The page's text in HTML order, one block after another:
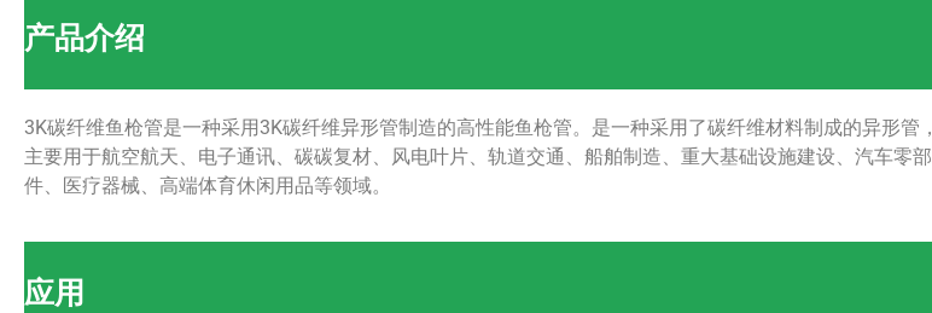
产品介绍
3K碳纤维鱼枪管是一种采用3K碳纤维异形管制造的高性能鱼枪管。是一种采用了碳纤维材料制成的异形管，
主要用于航空航天、电子通讯、碳碳复材、风电叶片、轨道交通、船舶制造、重大基础设施建设、汽车零部
件、医疗器械、高端体育休闲用品等领域。
应用